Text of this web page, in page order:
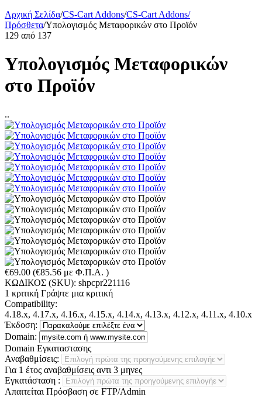
Αρχική Σελίδα/CS-Cart Addons/CS-Cart Addons/
Πρόσθετα/Υπολογισμός Μεταφορικών στο Προϊόν
129 από 137
Υπολογισμός Μεταφορικών
στο Προϊόν
..
€69.00 (€85.56 με Φ.Π.Α. )
ΚΩΔΙΚΟΣ (SKU): shpcpr221116
1 κριτική Γράψτε μια κριτική
Compatibility:
4.18.x, 4.17.x, 4.16.x, 4.15.x, 4.14.x, 4.13.x, 4.12.x, 4.11.x, 4.10.x
Έκδοση:
Domain:
Domain Εγκαταστασης
Αναβαθμίσεις:
Για 1 έτος αναβαθμίσεις αντι 3 μηνες
Εγκατάσταση :
Απαιτείται Πρόσβαση σε FTP/Admin